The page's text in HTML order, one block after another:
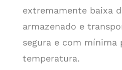
extremamente baixa
armazenado e
segura e com mínima
temperatura.